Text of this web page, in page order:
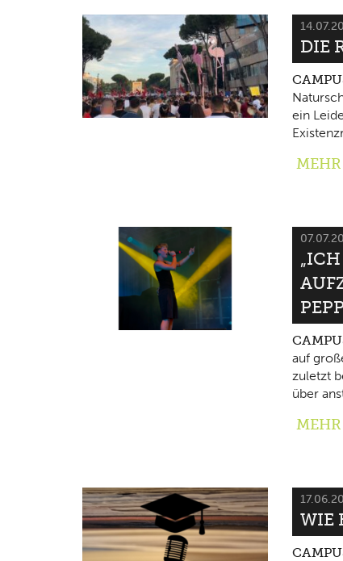
DIE
ein
MEHR
PEPP
auf
zuletzt
über
MEHR
WIE